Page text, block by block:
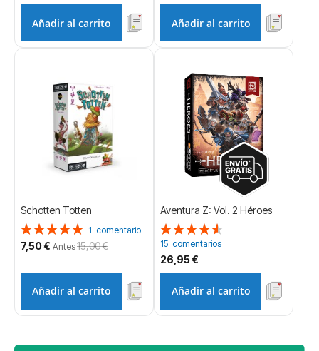
Añadir al carrito Añadir al carrito
Schotten Totten
Valoración:
100%
1 comentario
Precio
especial
7,50 € Antes15,00 €
Añadir al carrito
Aventura Z: Vol. 2 Héroes
Valoración:
92%
15 comentarios
26,95 €
Añadir al carrito